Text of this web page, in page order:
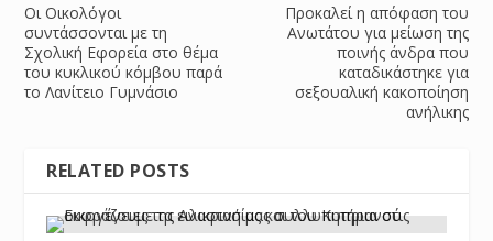
Οι Οικολόγοι
συντάσσονται με τη
Σχολική Εφορεία στο θέμα
του κυκλικού κόμβου παρά
το Λανίτειο Γυμνάσιο
Προκαλεί η απόφαση του
Ανωτάτου για μείωση της
ποινής άνδρα που
καταδικάστηκε για
σεξουαλική κακοποίηση
ανήλικης
RELATED POSTS